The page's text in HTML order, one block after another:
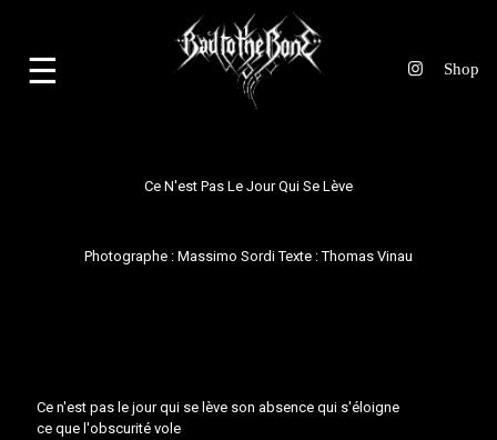
☰
Ce N'est Pas Le Jour Qui Se Lève
Photographe : Massimo SordiTexte :Thomas Vinau
Ce n'est pas le jour qui se lève son absence qui s'éloigne
ce que l'obscurité vole